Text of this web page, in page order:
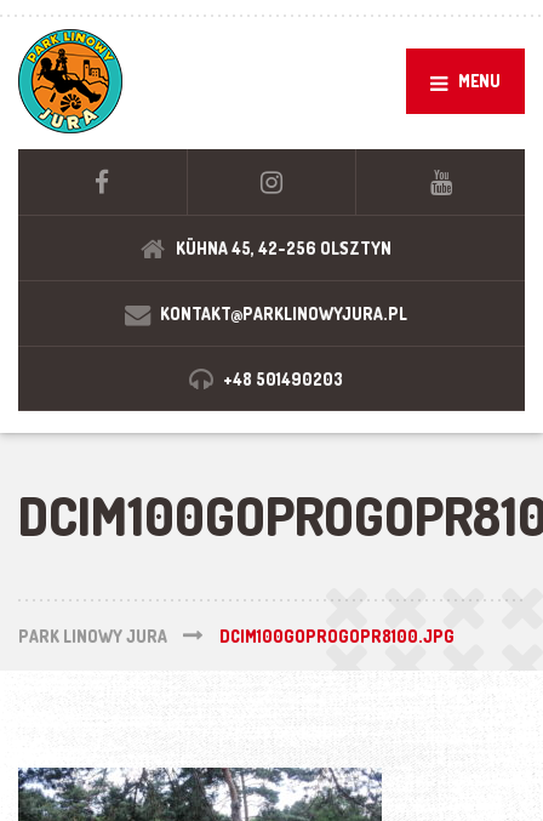
MENU
KÜHNA 45, 42-256 OLSZTYN
KONTAKT@PARKLINOWYJURA.PL
+48 501490203
PARK LINOWY JURA DCIM100GOPROGOPR8100.JPG